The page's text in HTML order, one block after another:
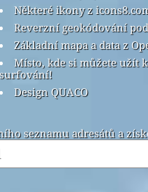
Některé ikony z
Reverzní geokódování
Základní mapa a data z
Místo, kde si můžete užít
surfování!
Design QUACO
seznamu adresátů a